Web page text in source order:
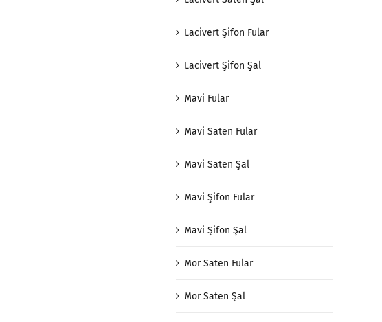
Lacivert Şifon Fular
Lacivert Şifon Şal
Mavi Fular
Mavi Saten Fular
Mavi Saten Şal
Mavi Şifon Fular
Mavi Şifon Şal
Mor Saten Fular
Mor Saten Şal